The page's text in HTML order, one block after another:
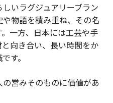
いラグジュアリーブラン
物語を積み重ね、その名
一方、日本には工芸や手
向き合い、長い時間をか
す。
営みそのものに価値があ